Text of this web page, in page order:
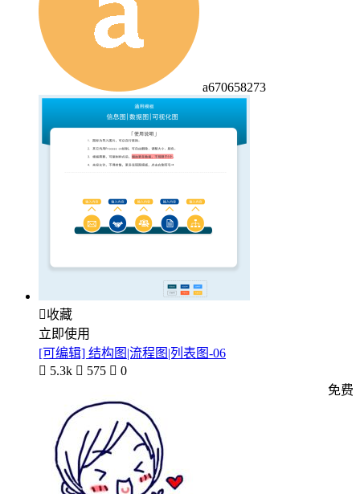
a670658273
收藏
立即使用
[可编辑] 结构图|流程图|列表图-06
 5.3k  575  0
免费